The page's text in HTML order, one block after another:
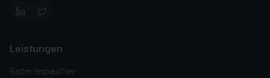
Leistungen
Batteriespeicher